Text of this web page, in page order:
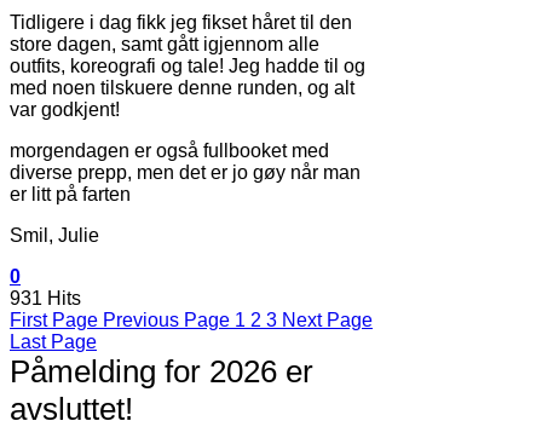
Tidligere i dag fikk jeg fikset håret til den
store dagen, samt gått igjennom alle
outfits, koreografi og tale! Jeg hadde til og
med noen tilskuere denne runden, og alt
var godkjent!
morgendagen er også fullbooket med
diverse prepp, men det er jo gøy når man
er litt på farten
Smil, Julie
0
931 Hits
First Page Previous Page 1 2 3 Next Page
Last Page
Påmelding for 2026 er
avsluttet!